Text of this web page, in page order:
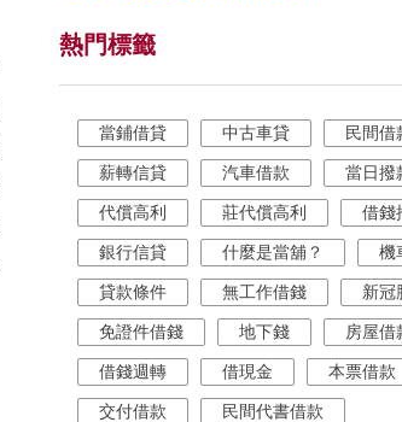
熱門標籤
當鋪借貸 中古車貸 民間借
薪轉信貸 汽車借款 當日撥
代償高利 莊代償高利 借錢
銀行信貸 什麼是當舖？ 機
貸款條件 無工作借錢 新冠
免證件借錢 地下錢 房屋借
借錢週轉 借現金 本票借款
交付借款 民間代書借款